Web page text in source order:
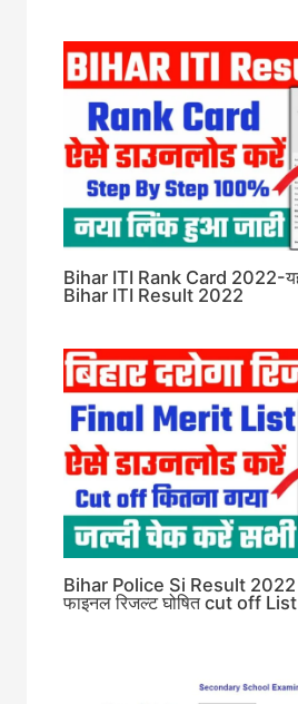
Bihar ITI Rank Card 2022-
Bihar ITI Result 2022
Bihar Police Si Result 2022
फाइनल रिजल्ट घोषित cut off